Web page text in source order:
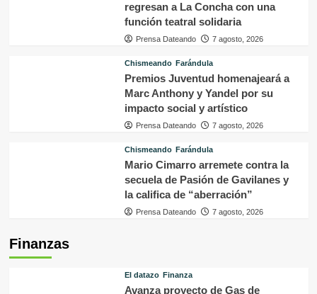
regresan a La Concha con una
función teatral solidaria
Prensa Dateando 7 agosto, 2026
Chismeando Farándula
Premios Juventud homenajeará a
Marc Anthony y Yandel por su
impacto social y artístico
Prensa Dateando 7 agosto, 2026
Chismeando Farándula
Mario Cimarro arremete contra la
secuela de Pasión de Gavilanes y
la califica de “aberración”
Prensa Dateando 7 agosto, 2026
Finanzas
El datazo Finanza
Avanza proyecto de Gas de